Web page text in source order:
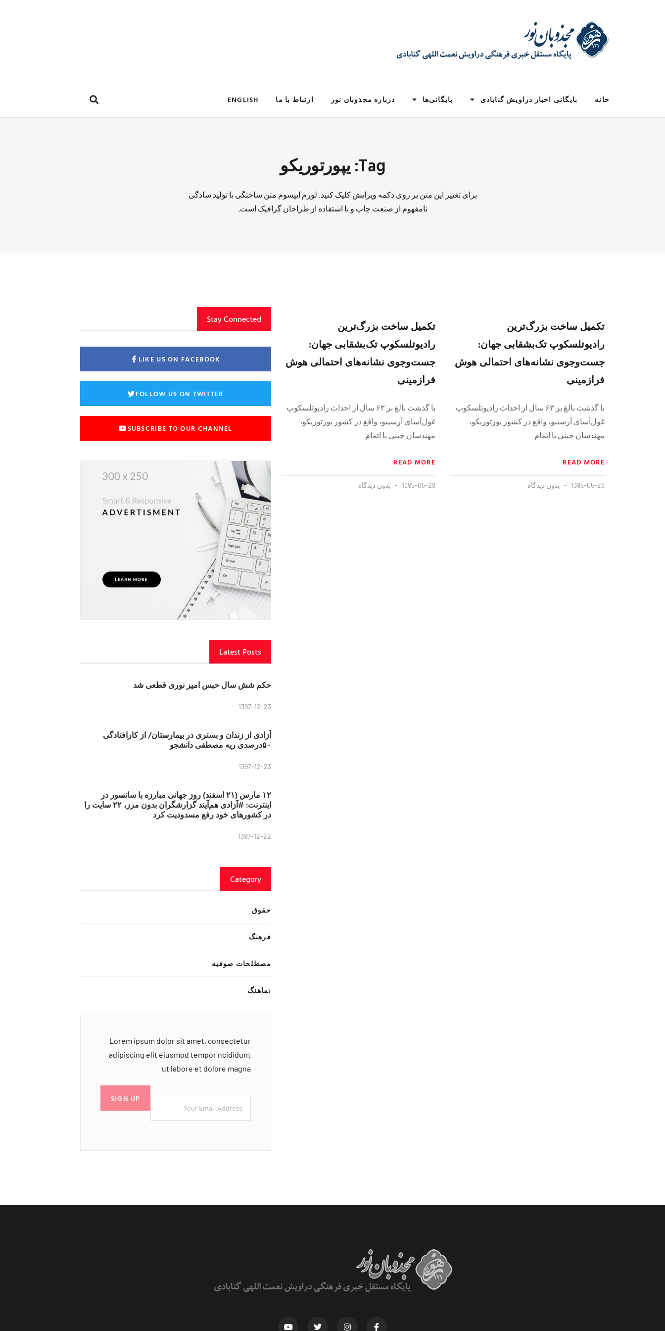
خانه بایگانی اخبار دراویش گنابادی بایگانی‌ها درباره مجذوبان نور ارتباط با ما ENGLISH
Tag: یپورتوریکو
برای تغییر این متن بر روی دکمه ویرایش کلیک کنید. لورم ایپسوم متن ساختگی با تولید سادگی
نامفهوم از صنعت چاپ و با استفاده از طراحان گرافیک است.
تکمیل ساخت بزرگ‌ترین
رادیوتلسکوپ تک‌بشقابی جهان:
جست‌وجوی نشانه‌های احتمالی هوش
فرازمینی
با گذشت بالغ بر ۶٣ سال از احداث رادیوتلسکوپ
غول‌آسای آرسیبو، واقع در کشور پورتوریکو،
مهندسان چینی با اتمام
READ MORE
1395-05-28 بدون دیدگاه
تکمیل ساخت بزرگ‌ترین
رادیوتلسکوپ تک‌بشقابی جهان:
جست‌وجوی نشانه‌های احتمالی هوش
فرازمینی
با گذشت بالغ بر ۶٣ سال از احداث رادیوتلسکوپ
غول‌آسای آرسیبو، واقع در کشور پورتوریکو،
مهندسان چینی با اتمام
READ MORE
1395-05-28 بدون دیدگاه
Stay Connected
LIKE US ON FACEBOOK
FOLLOW US ON TWITTER
SUBSCRIBE TO OUR CHANNEL
Latest Posts
حکم شش سال حبس امیر نوری قطعی شد
1397-12-23
آزادی از زندان و بستری در بیمارستان/ از کارافتادگی
۵۰درصدی ریه مصطفی دانشجو
1397-12-23
۱۲ مارس (۲۱ اسفند) روز جهانی مبارزه با سانسور در
اینترنت: #آزادی هم‌آیند گزارشگران‌ بدون مرز، ۲۲ سایت را
در کشورهای خود رفع مسدودیت کرد
1397-12-22
Category
حقوق
فرهنگ
مصطلحات صوفیه
نماهنگ
Lorem ipsum dolor sit amet, consectetur
adipiscing elit eiusmod tempor ncididunt
ut labore et dolore magna
SIGN UP